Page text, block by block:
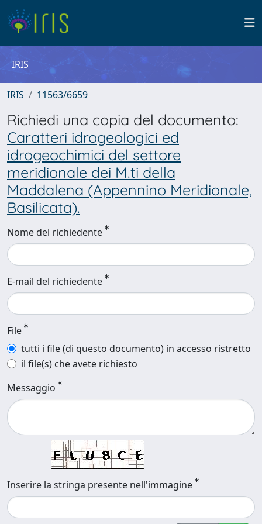
IRIS
IRIS 11563/6659
Richiedi una copia del documento:
Caratteri idrogeologici ed
idrogeochimici del settore
meridionale dei M.ti della
Maddalena (Appennino Meridionale,
Basilicata).
Nome del richiedente
E-mail del richiedente
File
tutti i file (di questo documento) in accesso ristretto
il file(s) che avete richiesto
Messaggio
Inserire la stringa presente nell'immagine